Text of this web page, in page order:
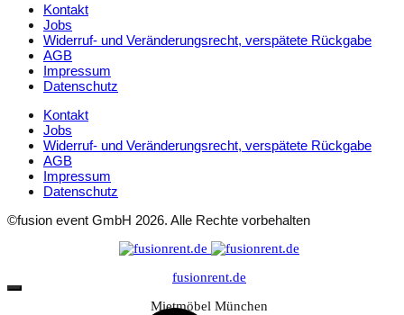
Kontakt
Jobs
Widerruf- und Veränderungsrecht, verspätete Rückgabe
AGB
Impressum
Datenschutz
Kontakt
Jobs
Widerruf- und Veränderungsrecht, verspätete Rückgabe
AGB
Impressum
Datenschutz
©fusion event GmbH 2026. Alle Rechte vorbehalten
fusionrent.de
Mietmöbel München